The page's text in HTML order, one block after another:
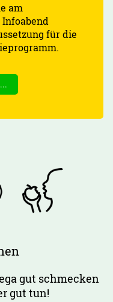
am
für die
gut schmecken
gut tun!